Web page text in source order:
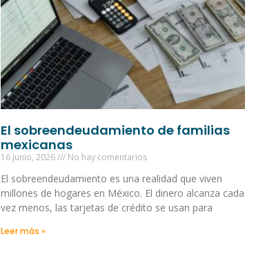
El sobreendeudamiento de familias
mexicanas
16 junio, 2026 No hay comentarios
El sobreendeudamiento es una realidad que viven
millones de hogares en México. El dinero alcanza cada
vez menos, las tarjetas de crédito se usan para
Leer más »